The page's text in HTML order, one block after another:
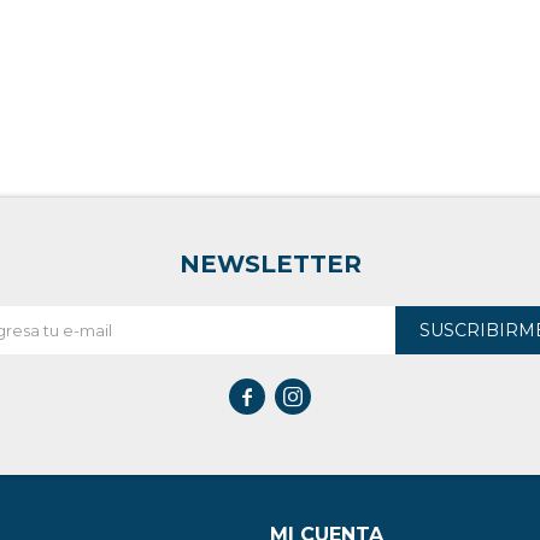
MI CUENTA
NEWSLETTER
 